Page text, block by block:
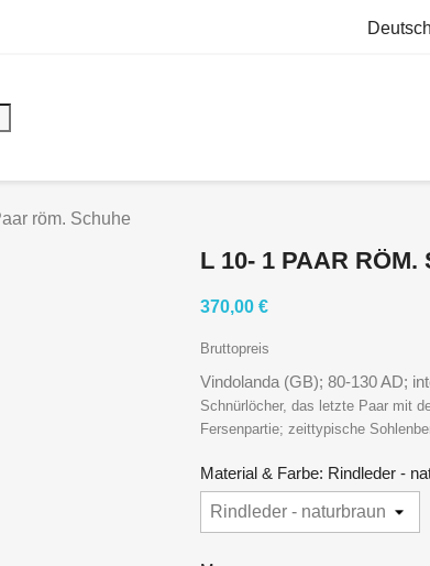
Deutsch
röm. Schuhe
L 10- 1 PAAR RÖM.
370,00 €
Bruttopreis
Vindolanda (GB); 80-130 AD;
Schnürlöcher, das letzte Paar mit
Fersenpartie; zeittypische
Material & Farbe: Rindleder -